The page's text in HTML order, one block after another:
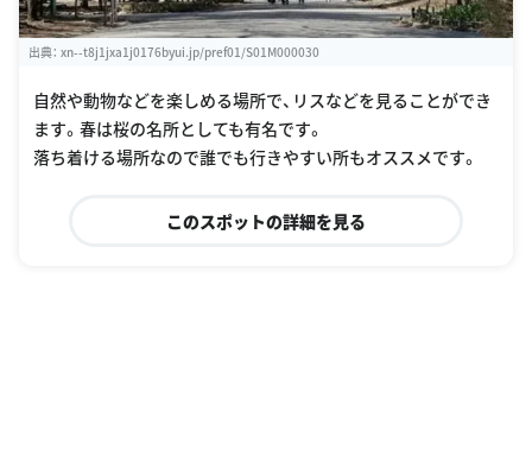
出典： xn--t8j1jxa1j0176byui.jp/pref01/S01M000030
自然や動物などを楽しめる場所で、リスなどを見ることができ
ます。春は桜の名所としても有名です。
落ち着ける場所なので誰でも行きやすい所もオススメです。
このスポットの詳細を見る